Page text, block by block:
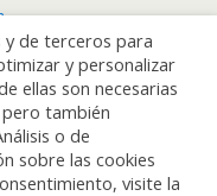
Escritorio
y de terceros para
y personalizar
ellas son necesarias
también
o de
sobre las cookies
visite la